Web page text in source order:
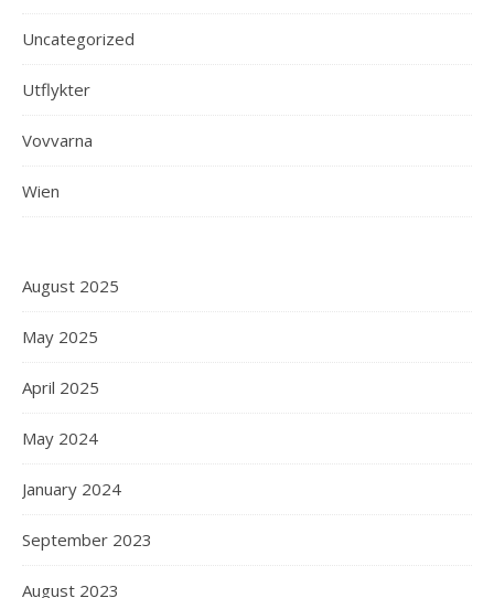
Uncategorized
Utflykter
Vovvarna
Wien
August 2025
May 2025
April 2025
May 2024
January 2024
September 2023
August 2023